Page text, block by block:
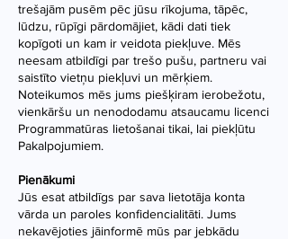
trešajām pusēm pēc jūsu rīkojuma, tāpēc,
lūdzu, rūpīgi pārdomājiet, kādi dati tiek
kopīgoti un kam ir veidota piekļuve. Mēs
neesam atbildīgi par trešo pušu, partneru vai
saistīto vietņu piekļuvi un mērķiem.
Noteikumos mēs jums piešķiram ierobežotu,
vienkāršu un nenododamu atsaucamu licenci
Programmatūras lietošanai tikai, lai piekļūtu
Pakalpojumiem.
Pienākumi
Jūs esat atbildīgs par sava lietotāja konta
vārda un paroles konfidencialitāti. Jums
nekavējoties jāinformē mūs par jebkādu